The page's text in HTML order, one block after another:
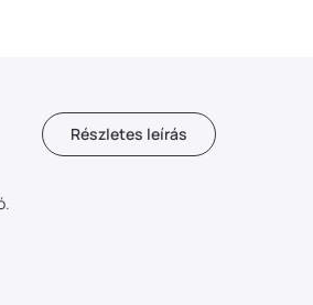
Részletes leírás